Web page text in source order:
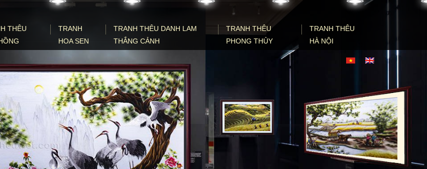
THÊU
TRANH
HOA SEN
TRANH THÊU DANH LAM
THẮNG CẢNH
TRANH THÊU
PHONG THỦY
TRANH THÊU
HÀ NỘI